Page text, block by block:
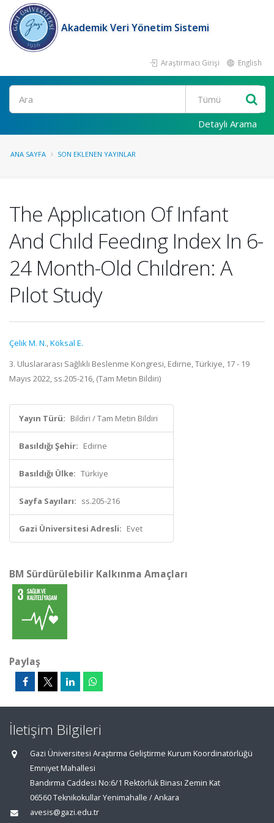
Akademik Veri Yönetim Sistemi
Araştırmacı Girişi English
Ara
Detaylı Arama
ANA SAYFA SON EKLENEN YAYINLAR
The Applıcatıon Of Infant
And Chıld Feedıng Index In 6-
24 Month-Old Chıldren: A
Pılot Study
Çelik M. N.,Köksal E.
3. Uluslararası Sağlıklı Beslenme Kongresi, Edirne, Türkiye, 17 - 19
Mayıs 2022, ss.205-216, (Tam Metin Bildiri)
Yayın Türü: Bildiri / Tam Metin Bildiri
Basıldığı Şehir: Edirne
Basıldığı Ülke: Türkiye
Sayfa Sayıları: ss.205-216
Gazi Üniversitesi Adresli: Evet
BM Sürdürülebilir Kalkınma Amaçları
Paylaş
İletişim Bilgileri
Gazi Üniversitesi Araştırma Geliştirme Kurum Koordinatörlüğü
Emniyet Mahallesi
Bandırma Caddesi No:6/1 Rektörlük Binası Zemin Kat
06560 Teknikokullar Yenimahalle / Ankara
avesis@gazi.edu.tr